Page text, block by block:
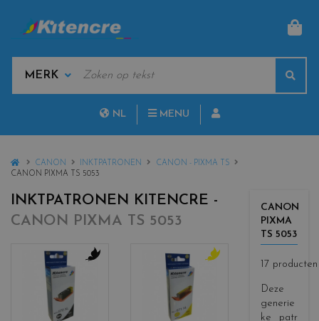
MANUFACTURERS
NL MENU
HOMECANON INKTPATRONEN
CANON - PIXMA TS
CANON PIXMA TS 5053
INKTPATRONEN KITENCRE -
CANON PIXMA TS 5053
CANON
PIXMA
TS 5053
17 producten
Deze
generie
ke patr